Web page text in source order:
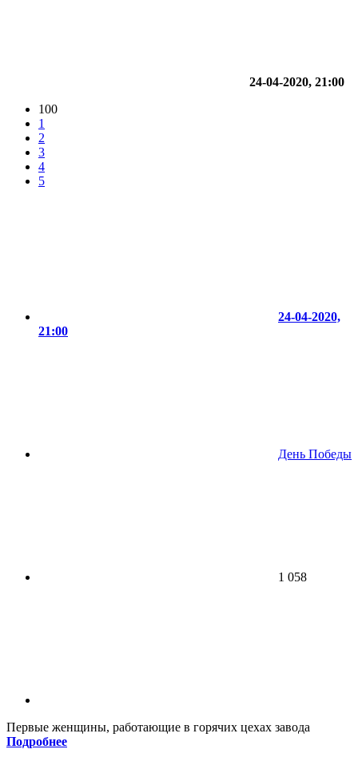
24-04-2020, 21:00
100
1
2
3
4
5
24-04-2020,
21:00
День Победы
1 058
Первые женщины, работающие в горячих цехах завода
Подробнее